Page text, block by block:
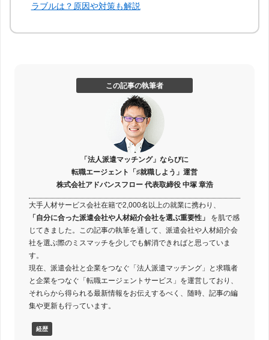
ラブルは？原因や対策も解説
この記事の執筆者
「法人派遣マッチング」ならびに
転職エージェント「♯就職しよう」運営
株式会社アドバンスフロー 代表取締役 中塚 章浩
大手人材サービス会社在籍で2,000名以上の就業に携わり、
「自分に合った派遣会社や人材紹介会社を選ぶ重要性」
を肌で感
じてきました。この記事の執筆を通して、派遣会社や人材紹介会
社を選ぶ際のミスマッチを少しでも解消できればと思っていま
す。
現在、派遣会社と企業をつなぐ「法人派遣マッチング」と求職者
と企業をつなぐ「転職エージェントサービス」を運営しており、
それらから得られる最新情報をお伝えするべく、随時、記事の編
集や更新も行っています。
経歴